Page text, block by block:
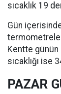
sıcaklık 19
Gün
Kentte günün
sıcaklığı ise
PAZAR